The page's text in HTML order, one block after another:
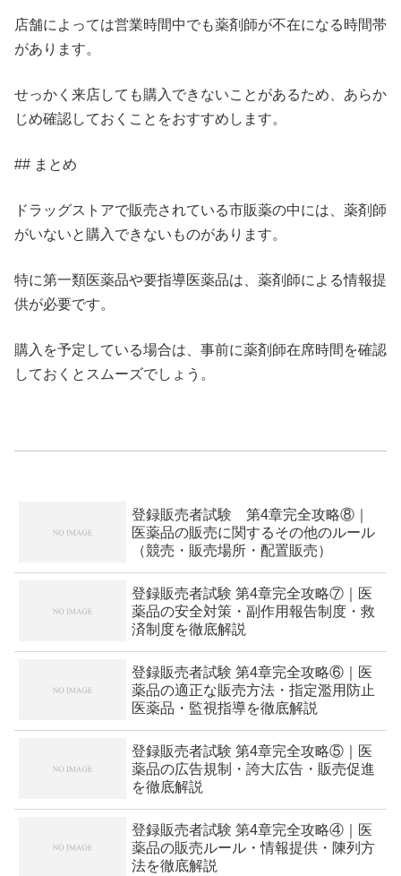
店舗によっては営業時間中でも薬剤師が不在になる時間帯
があります。
せっかく来店しても購入できないことがあるため、あらか
じめ確認しておくことをおすすめします。
## まとめ
ドラッグストアで販売されている市販薬の中には、薬剤師
がいないと購入できないものがあります。
特に第一類医薬品や要指導医薬品は、薬剤師による情報提
供が必要です。
購入を予定している場合は、事前に薬剤師在席時間を確認
しておくとスムーズでしょう。
登録販売者試験 第4章完全攻略⑧｜
医薬品の販売に関するその他のルール
（競売・販売場所・配置販売）
登録販売者試験 第4章完全攻略⑦｜医
薬品の安全対策・副作用報告制度・救
済制度を徹底解説
登録販売者試験 第4章完全攻略⑥｜医
薬品の適正な販売方法・指定濫用防止
医薬品・監視指導を徹底解説
登録販売者試験 第4章完全攻略⑤｜医
薬品の広告規制・誇大広告・販売促進
を徹底解説
登録販売者試験 第4章完全攻略④｜医
薬品の販売ルール・情報提供・陳列方
法を徹底解説